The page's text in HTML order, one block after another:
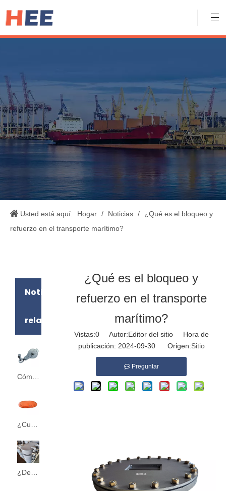
Usted está aquí: Hogar / Noticias /
¿Qué es el bloqueo y
refuerzo en el transporte marítimo?
Noticias
relacionadas
¿Qué es el bloqueo y
refuerzo en el transporte
marítimo?
Vistas:0Autor:Editor del sitio Hora de
publicación: 2024-09-30 Origen:Sitio
Preguntar